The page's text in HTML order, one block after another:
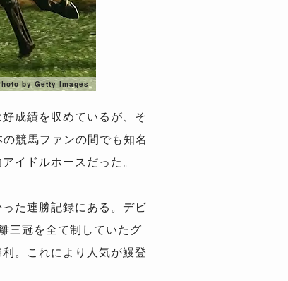
by Getty Images
成績を収めているが、そ
競馬ファンの間でも知名
イドルホースだった。
た連勝記録にある。デビ
三冠を全て制していたグ
。これにより人気が鰻登